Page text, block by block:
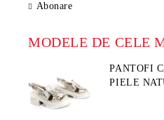
Abonare
MODELE DE CELE
PANTOFI
PIELE
FLORAL -